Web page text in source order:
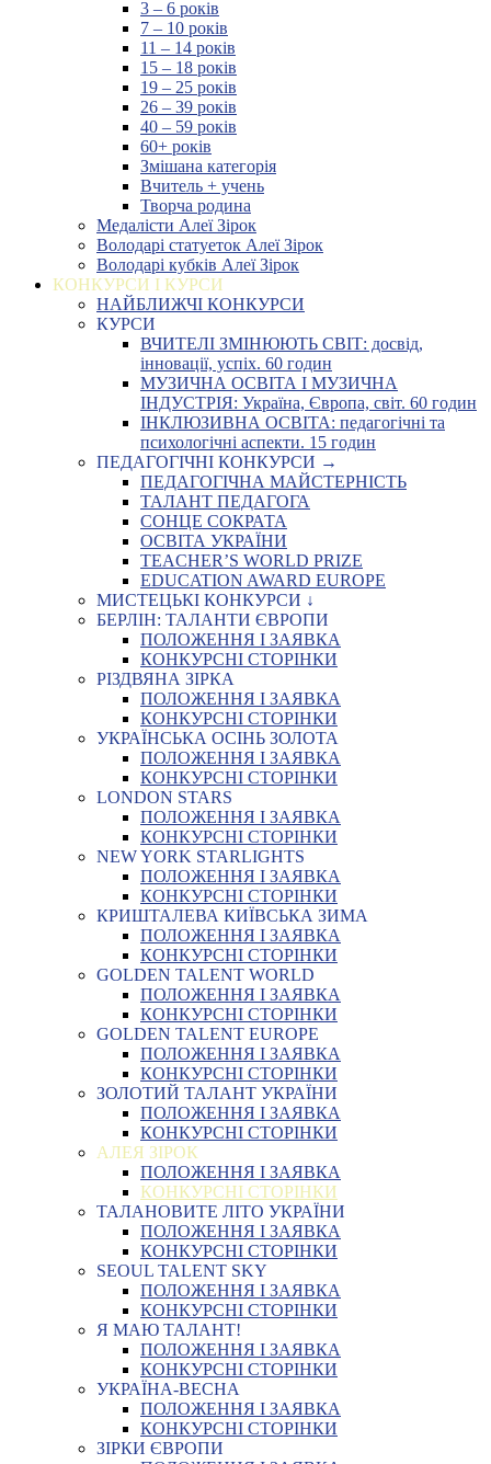
3 – 6 років
7 – 10 років
11 – 14 років
15 – 18 років
19 – 25 років
26 – 39 років
40 – 59 років
60+ років
Змішана категорія
Вчитель + учень
Творча родина
Медалісти Алеї Зірок
Володарі статуеток Алеї Зірок
Володарі кубків Алеї Зірок
КОНКУРСИ І КУРСИ
НАЙБЛИЖЧІ КОНКУРСИ
КУРСИ
ВЧИТЕЛІ ЗМІНЮЮТЬ СВІТ: досвід,
інновації, успіх. 60 годин
МУЗИЧНА ОСВІТА І МУЗИЧНА
ІНДУСТРІЯ: Україна, Європа, світ. 60 годин
ІНКЛЮЗИВНА ОСВІТА: педагогічні та
психологічні аспекти. 15 годин
ПЕДАГОГІЧНІ КОНКУРСИ →
ПЕДАГОГІЧНА МАЙСТЕРНІСТЬ
ТАЛАНТ ПЕДАГОГА
СОНЦЕ СОКРАТА
ОСВІТА УКРАЇНИ
TEACHER’S WORLD PRIZE
EDUCATION AWARD EUROPE
МИСТЕЦЬКІ КОНКУРСИ ↓
БЕРЛІН: ТАЛАНТИ ЄВРОПИ
ПОЛОЖЕННЯ І ЗАЯВКА
КОНКУРСНІ СТОРІНКИ
РІЗДВЯНА ЗІРКА
ПОЛОЖЕННЯ І ЗАЯВКА
КОНКУРСНІ СТОРІНКИ
УКРАЇНСЬКА ОСІНЬ ЗОЛОТА
ПОЛОЖЕННЯ І ЗАЯВКА
КОНКУРСНІ СТОРІНКИ
LONDON STARS
ПОЛОЖЕННЯ І ЗАЯВКА
КОНКУРСНІ СТОРІНКИ
NEW YORK STARLIGHTS
ПОЛОЖЕННЯ І ЗАЯВКА
КОНКУРСНІ СТОРІНКИ
КРИШТАЛЕВА КИЇВСЬКА ЗИМА
ПОЛОЖЕННЯ І ЗАЯВКА
КОНКУРСНІ СТОРІНКИ
GOLDEN TALENT WORLD
ПОЛОЖЕННЯ І ЗАЯВКА
КОНКУРСНІ СТОРІНКИ
GOLDEN TALENT EUROPE
ПОЛОЖЕННЯ І ЗАЯВКА
КОНКУРСНІ СТОРІНКИ
ЗОЛОТИЙ ТАЛАНТ УКРАЇНИ
ПОЛОЖЕННЯ І ЗАЯВКА
КОНКУРСНІ СТОРІНКИ
АЛЕЯ ЗІРОК
ПОЛОЖЕННЯ І ЗАЯВКА
КОНКУРСНІ СТОРІНКИ
ТАЛАНОВИТЕ ЛІТО УКРАЇНИ
ПОЛОЖЕННЯ І ЗАЯВКА
КОНКУРСНІ СТОРІНКИ
SEOUL TALENT SKY
ПОЛОЖЕННЯ І ЗАЯВКА
КОНКУРСНІ СТОРІНКИ
Я МАЮ ТАЛАНТ!
ПОЛОЖЕННЯ І ЗАЯВКА
КОНКУРСНІ СТОРІНКИ
УКРАЇНА-ВЕСНА
ПОЛОЖЕННЯ І ЗАЯВКА
КОНКУРСНІ СТОРІНКИ
ЗІРКИ ЄВРОПИ